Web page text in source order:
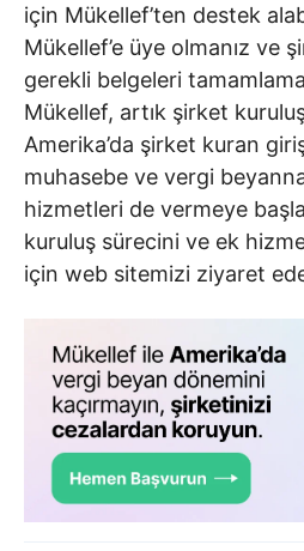
için Mükellef’ten destek
Mükellef’e üye olmanız ve
gerekli belgeleri
Mükellef, artık şirket
Amerika’da şirket kuran
muhasebe ve vergi
hizmetleri de vermeye
kuruluş sürecini ve ek
için web sitemizi ziyaret